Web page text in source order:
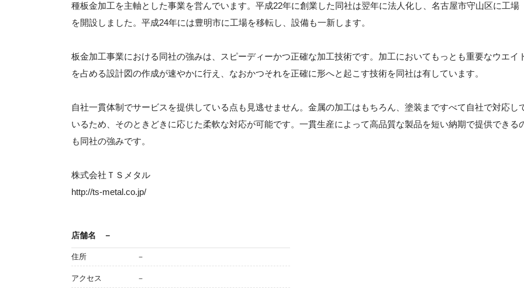
種板金加工を主軸とした事業を営んでいます。平成22年に創業した同社は翌年に法人化し、名古屋市守山区に工場
を開設しました。平成24年には豊明市に工場を移転し、設備も一新します。
板金加工事業における同社の強みは、スピーディーかつ正確な加工技術です。加工においてもっとも重要なウエイ
を占める設計図の作成が速やかに行え、なおかつそれを正確に形へと起こす技術を同社は有しています。
自社一貫体制でサービスを提供している点も見逃せません。金属の加工はもちろん、塗装まですべて自社で対応し
いるため、そのときどきに応じた柔軟な対応が可能です。一貫生産によって高品質な製品を短い納期で提供できる
も同社の強みです。
株式会社ＴＳメタル
http://ts-metal.co.jp/
店舗名 －
住所 －
アクセス －